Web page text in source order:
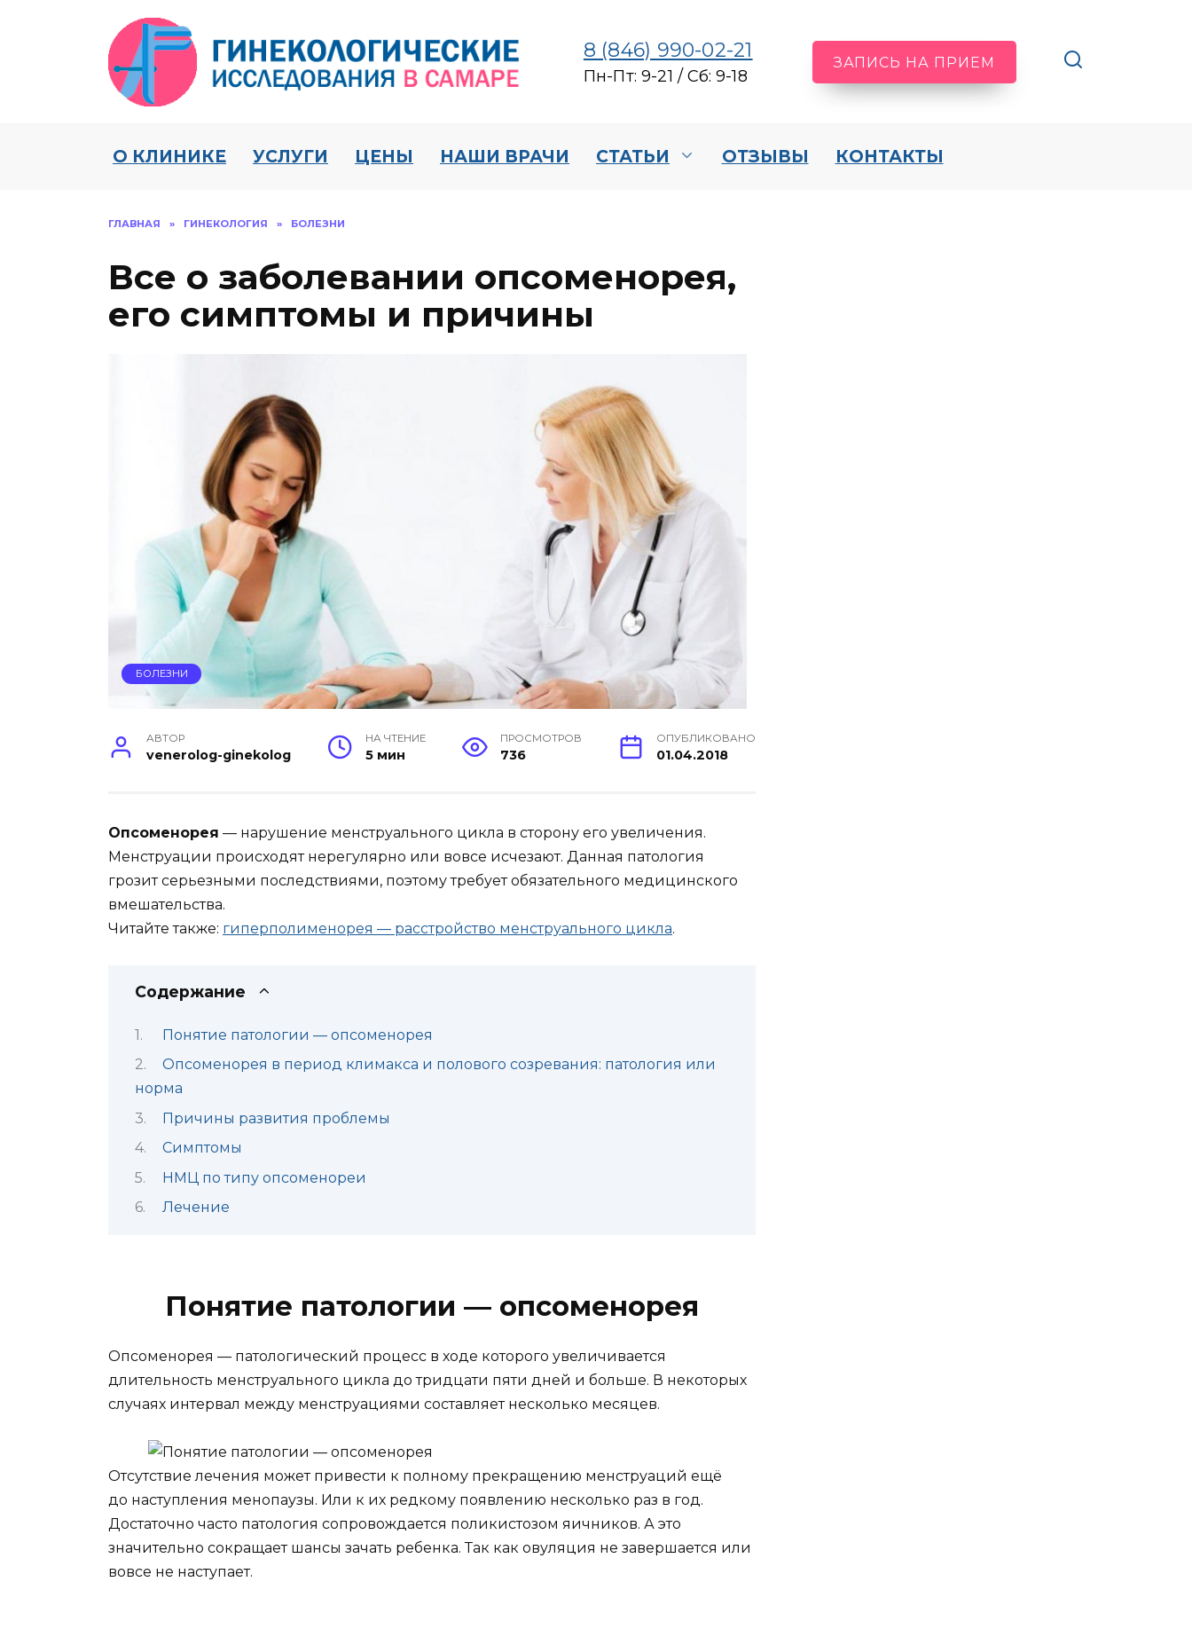
8 (846) 990-02-21
Пн-Пт: 9-21 / Сб: 9-18
ЗАПИСЬ НА ПРИЕМ
О КЛИНИКЕ УСЛУГИ ЦЕНЫ НАШИ ВРАЧИ СТАТЬИ ОТЗЫВЫ КОНТАКТЫ
ГЛАВНАЯ » ГИНЕКОЛОГИЯ » БОЛЕЗНИ
Все о заболевании опсоменорея,
его симптомы и причины
БОЛЕЗНИ
АВТОР
venerolog-ginekolog
НА ЧТЕНИЕ
5 мин
ПРОСМОТРОВ
736
ОПУБЛИКОВАНО
01.04.2018
Опсоменорея — нарушение менструального цикла в сторону его увеличения.
Менструации происходят нерегулярно или вовсе исчезают. Данная патология
грозит серьезными последствиями, поэтому требует обязательного медицинского
вмешательства.
Читайте также: гиперполименорея — расстройство менструального цикла.
Содержание
Понятие патологии — опсоменорея
Опсоменорея в период климакса и полового созревания: патология или
норма
Причины развития проблемы
Симптомы
НМЦ по типу опсоменореи
Лечение
Понятие патологии — опсоменорея
Опсоменорея — патологический процесс в ходе которого увеличивается
длительность менструального цикла до тридцати пяти дней и больше. В некоторых
случаях интервал между менструациями составляет несколько месяцев.
Отсутствие лечения может привести к полному прекращению менструаций ещё
до наступления менопаузы. Или к их редкому появлению несколько раз в год.
Достаточно часто патология сопровождается поликистозом яичников. А это
значительно сокращает шансы зачать ребенка. Так как овуляция не завершается или
вовсе не наступает.